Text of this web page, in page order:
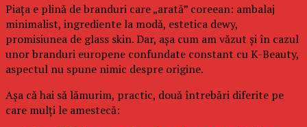
Piața e plină de branduri care „arată” coreean: ambalaj
minimalist, ingrediente la modă, estetica dewy,
promisiunea de glass skin. Dar, așa cum am văzut și în cazul
unor branduri europene confundate constant cu K-Beauty,
aspectul nu spune nimic despre origine.
Așa că hai să lămurim, practic, două întrebări diferite pe
care mulți le amestecă: